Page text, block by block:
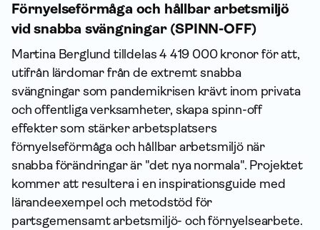
Förnyelseförmåga och hållbar arbetsmiljö
vid snabba svängningar (SPINN-OFF)
Martina Berglund tilldelas 4 419 000 kronor för att,
utifrån lärdomar från de extremt snabba
svängningar som pandemikrisen krävt inom privata
och offentliga verksamheter, skapa spinn-off
effekter som stärker arbetsplatsers
förnyelseförmåga och hållbar arbetsmiljö när
snabba förändringar är "det nya normala". Projektet
kommer att resultera i en inspirationsguide med
lärandeexempel och metodstöd för
partsgemensamt arbetsmiljö- och förnyelsearbete.